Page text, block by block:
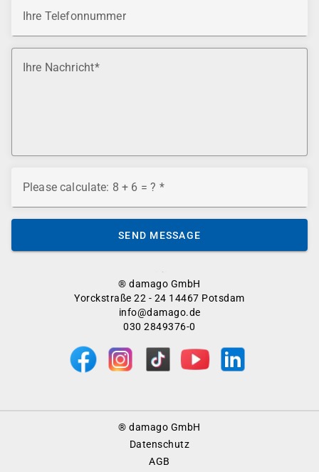
® damago GmbH
Yorckstraße 22 - 24 14467 Potsdam
info@damago.de
030 2849376-0
Ihre Telefonnummer
Ihre Nachricht
Please calculate: 8 + 6 = ?
SEND MESSAGE
® damago GmbH
Datenschutz
AGB